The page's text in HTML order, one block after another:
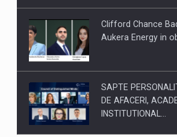
Clifford Chance
Aukera Energy in
SAPTE
DE AFACERI,
INSTITUTIONAL…